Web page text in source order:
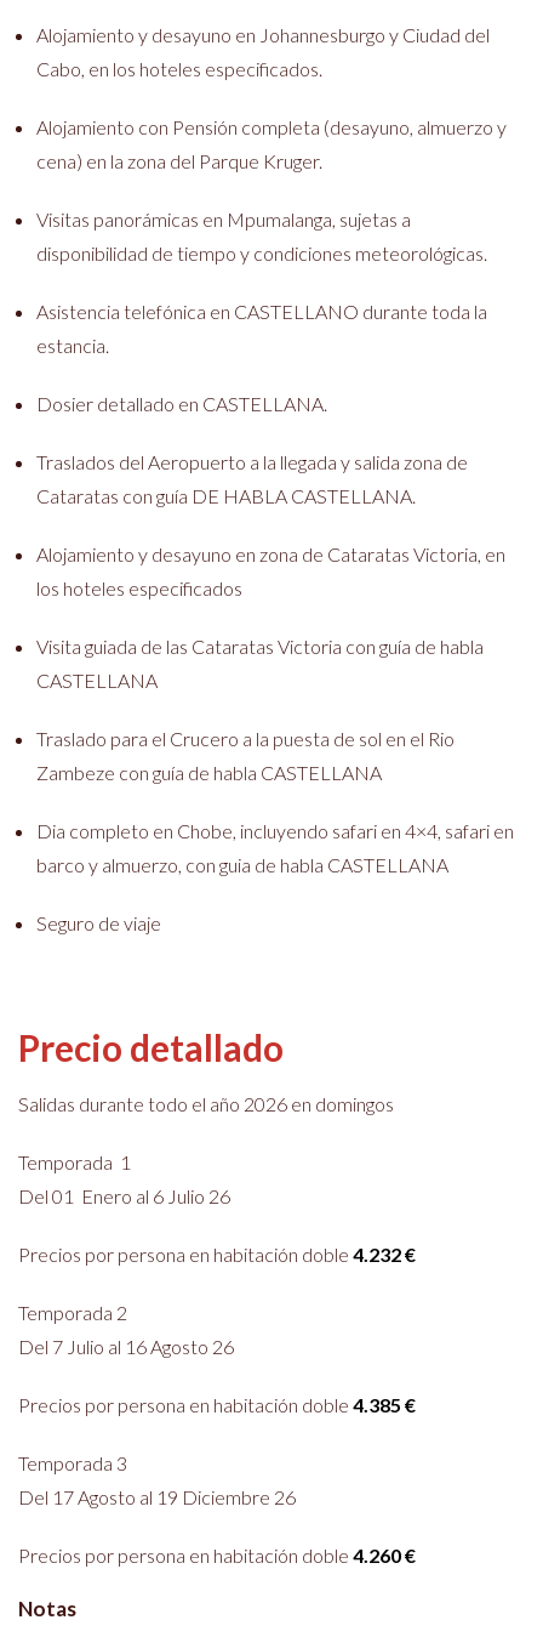
Alojamiento y desayuno en Johannesburgo y Ciudad del
Cabo, en los hoteles especificados.
Alojamiento con Pensión completa (desayuno, almuerzo y
cena) en la zona del Parque Kruger.
Visitas panorámicas en Mpumalanga, sujetas a
disponibilidad de tiempo y condiciones meteorológicas.
Asistencia telefónica en CASTELLANO durante toda la
estancia.
Dosier detallado en CASTELLANA.
Traslados del Aeropuerto a la llegada y salida zona de
Cataratas con guía DE HABLA CASTELLANA.
Alojamiento y desayuno en zona de Cataratas Victoria, en
los hoteles especificados
Visita guiada de las Cataratas Victoria con guía de habla
CASTELLANA
Traslado para el Crucero a la puesta de sol en el Rio
Zambeze con guía de habla CASTELLANA
Dia completo en Chobe, incluyendo safari en 4×4, safari en
barco y almuerzo, con guia de habla CASTELLANA
Seguro de viaje
Precio detallado
Salidas durante todo el año 2026 en domingos
Temporada 1
Del 01 Enero al 6 Julio 26
Precios por persona en habitación doble 4.232 €
Temporada 2
Del 7 Julio al 16 Agosto 26
Precios por persona en habitación doble 4.385 €
Temporada 3
Del 17 Agosto al 19 Diciembre 26
Precios por persona en habitación doble 4.260 €
Notas